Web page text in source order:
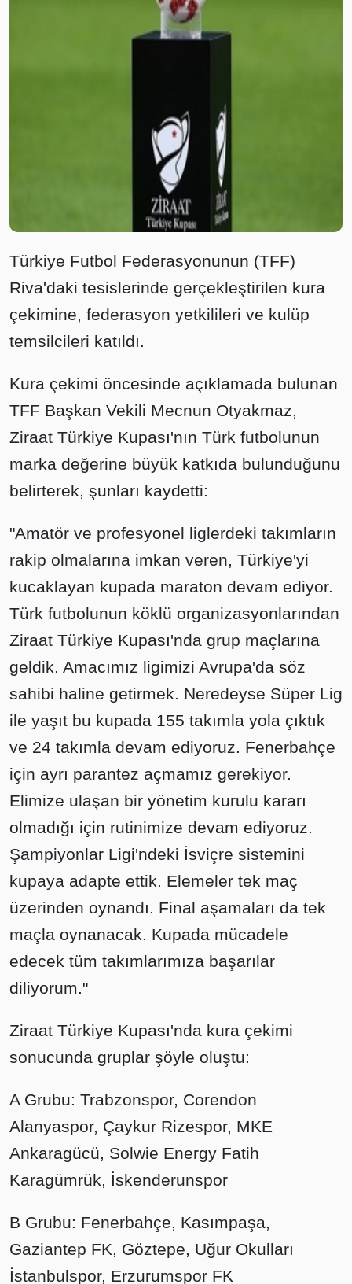
Türkiye Futbol Federasyonunun (TFF)
Riva'daki tesislerinde gerçekleştirilen kura
çekimine, federasyon yetkilileri ve kulüp
temsilcileri katıldı.
Kura çekimi öncesinde açıklamada bulunan
TFF Başkan Vekili Mecnun Otyakmaz,
Ziraat Türkiye Kupası'nın Türk futbolunun
marka değerine büyük katkıda bulunduğunu
belirterek, şunları kaydetti:
"Amatör ve profesyonel liglerdeki takımların
rakip olmalarına imkan veren, Türkiye'yi
kucaklayan kupada maraton devam ediyor.
Türk futbolunun köklü organizasyonlarından
Ziraat Türkiye Kupası'nda grup maçlarına
geldik. Amacımız ligimizi Avrupa'da söz
sahibi haline getirmek. Neredeyse Süper Lig
ile yaşıt bu kupada 155 takımla yola çıktık
ve 24 takımla devam ediyoruz. Fenerbahçe
için ayrı parantez açmamız gerekiyor.
Elimize ulaşan bir yönetim kurulu kararı
olmadığı için rutinimize devam ediyoruz.
Şampiyonlar Ligi'ndeki İsviçre sistemini
kupaya adapte ettik. Elemeler tek maç
üzerinden oynandı. Final aşamaları da tek
maçla oynanacak. Kupada mücadele
edecek tüm takımlarımıza başarılar
diliyorum."
Ziraat Türkiye Kupası'nda kura çekimi
sonucunda gruplar şöyle oluştu:
A Grubu: Trabzonspor, Corendon
Alanyaspor, Çaykur Rizespor, MKE
Ankaragücü, Solwie Energy Fatih
Karagümrük, İskenderunspor
B Grubu: Fenerbahçe, Kasımpaşa,
Gaziantep FK, Göztepe, Uğur Okulları
İstanbulspor, Erzurumspor FK